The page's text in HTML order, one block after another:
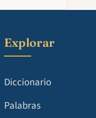
Explorar
Diccionario
Palabras